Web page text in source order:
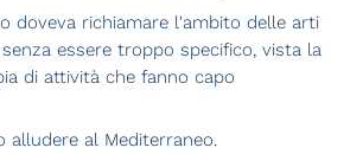
doveva richiamare l'ambito delle arti
essere troppo specifico, vista la
di attività che fanno capo
alludere al Mediterraneo.